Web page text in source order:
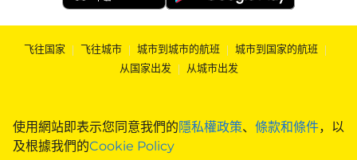
使用網站即表示您同意我們的隱私權政策、 條款和條件，以
及根據我們的Cookie Policy
飞往国家 | 飞往城市 | 城市到城市的航班 | 城市到国家的航班 |
从国家出发 | 从城市出发